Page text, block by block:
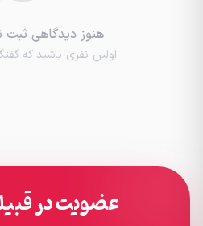
هنوز دیدگاهی
اولین نفری باشید که
عضویت در